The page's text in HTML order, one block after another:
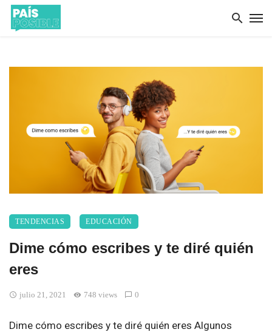
TENDENCIAS EDUCACIÓN
Dime cómo escribes y te diré quién
eres
julio 21, 2021 748 views 0
Dime cómo escribes y te diré quién eres Algunos